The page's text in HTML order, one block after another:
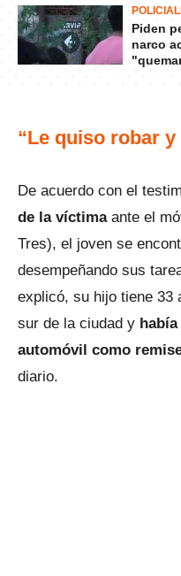
Piden
narco
“Le quiso robar
De acuerdo con el
de la víctima ante el
Tres), el joven se
desempeñando sus
explicó, su hijo tiene 33
sur de la ciudad y
automóvil como
diario.